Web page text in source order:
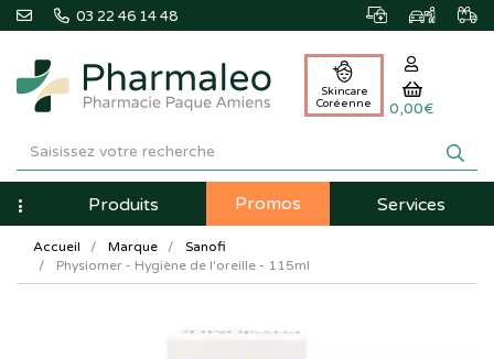
03 22 46 14 48
Pharmaleo
Pharmacie
Paque
Amiens
Skincare
Coréenne
0,00€
NavigationProduits Promos Services
Accueil Marque
Sanofi
Physiomer - Hygiène de l'oreille - 115ml